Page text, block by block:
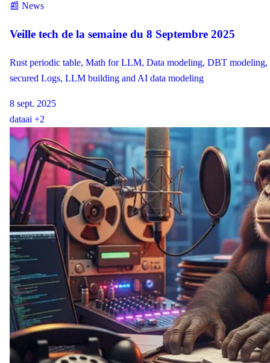
📰 News
Veille tech de la semaine du 8 Septembre 2025
Rust periodic table, Math for LLM, Data modeling, DBT modeling,
secured Logs, LLM building and AI data modeling
8 sept. 2025
dataai +2